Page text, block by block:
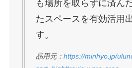
も場所を取らずに済ん
たスペースを有効活用
す。
品用元： https://minhyo.jp/